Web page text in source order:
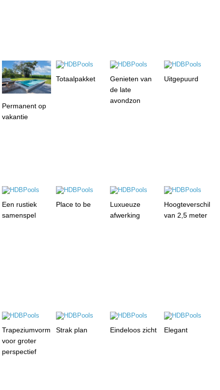
Permanent op
vakantie
Totaalpakket
Genieten van
de late
avondzon
Uitgepuurd
Een rustiek
samenspel
Place to be
Luxueuze
afwerking
Hoogteverschil
van 2,5 meter
Trapeziumvorm
voor groter
perspectief
Strak plan Eindeloos zicht Elegant